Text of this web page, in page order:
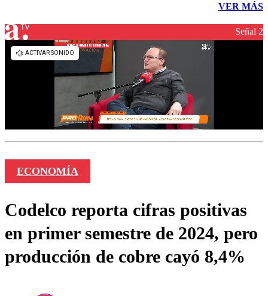
VER MÁS
Señal 2
ECONOMÍA
Codelco reporta cifras positivas
en primer semestre de 2024, pero
producción de cobre cayó 8,4%